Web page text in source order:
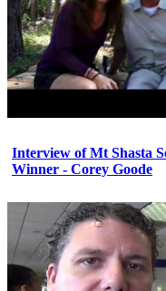
Interview of Mt Shasta
Winner - Corey Goode